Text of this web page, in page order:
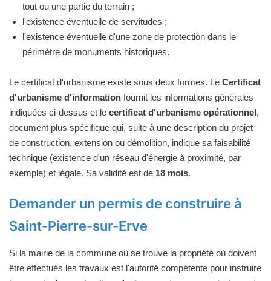
tout ou une partie du terrain ;
l'existence éventuelle de servitudes ;
l'existence éventuelle d'une zone de protection dans le
périmètre de monuments historiques.
Le certificat d'urbanisme existe sous deux formes. Le Certificat
d'urbanisme d'information fournit les informations générales
indiquées ci-dessus et le certificat d'urbanisme opérationnel,
document plus spécifique qui, suite à une description du projet
de construction, extension ou démolition, indique sa faisabilité
technique (existence d'un réseau d'énergie à proximité, par
exemple) et légale. Sa validité est de 18 mois.
Demander un permis de construire à
Saint-Pierre-sur-Erve
Si la mairie de la commune où se trouve la propriété où doivent
être effectués les travaux est l'autorité compétente pour instruire